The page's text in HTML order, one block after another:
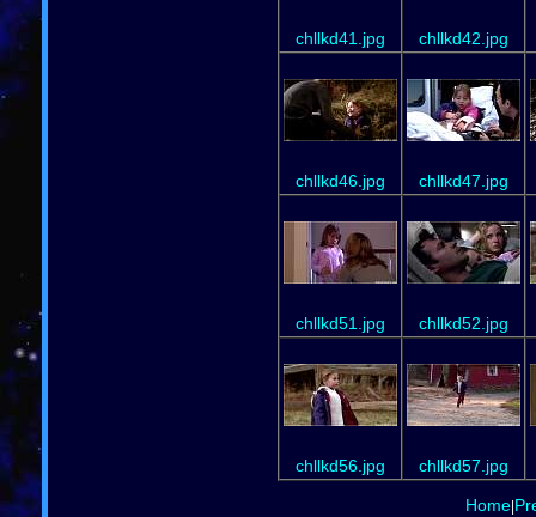
chllkd41.jpg chllkd42.jpg
chllkd46.jpg chllkd47.jpg
chllkd51.jpg chllkd52.jpg
chllkd56.jpg chllkd57.jpg
Home|